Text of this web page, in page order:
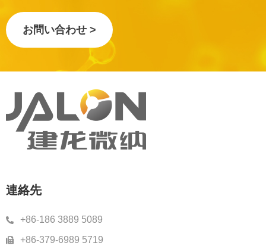
お問い合わせ >
連絡先
+86-186 3889 5089
+86-379-6989 5719